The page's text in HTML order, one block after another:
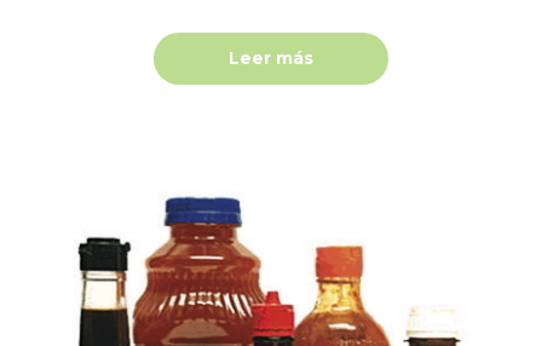
Leer más